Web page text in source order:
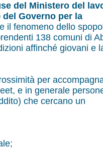
del Ministero del
Governo per la
il fenomeno dello
138 comuni di
affinché giovani e
per
e in generale
che cercano un